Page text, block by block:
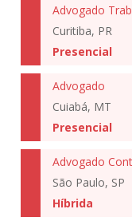
Advogado
Curitiba, PR
Presencial
Advogado
Cuiabá, MT
Presencial
Advogado
São Paulo, SP
Híbrida